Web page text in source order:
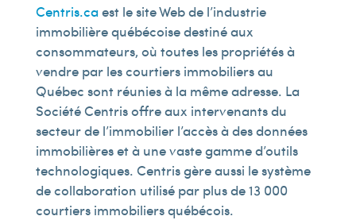
Centris.caest le site Web de l’industrie
immobilière québécoise destiné aux
consommateurs, où toutes les propriétés à
vendre par les courtiers immobiliers au
Québec sont réunies à la même adresse. La
Société Centris offre aux intervenants du
secteur de l’immobilier l’accès à des données
immobilières et à une vaste gamme d’outils
technologiques. Centris gère aussi le système
de collaboration utilisé par plus de 13 000
courtiers immobiliers québécois.